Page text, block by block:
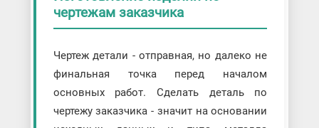
чертежам заказчика
Чертеж детали - отправная, но далеко не
финальная точка перед началом
основных работ. Сделать деталь по
чертежу заказчика - значит на основании